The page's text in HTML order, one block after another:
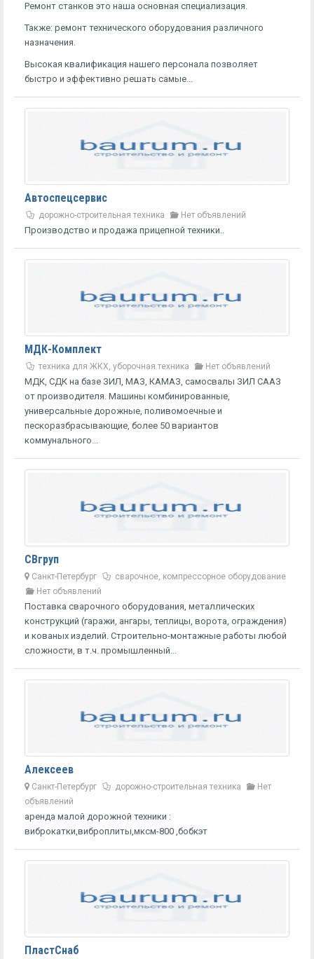
Ремонт станков это наша основная специализация.
Также: ремонт технического оборудования различного
назначения.
Высокая квалификация нашего персонала позволяет
быстро и эффективно решать самые...
Автоспецсервис
дорожно-строительная техника Нет объявлений
Производство и продажа прицепной техники..
МДК-Комплект
техника для ЖКХ, уборочная техника Нет объявлений
МДК, СДК на базе ЗИЛ, МАЗ, КАМАЗ, самосвалы ЗИЛ СААЗ
от производителя. Машины комбинированные,
универсальные дорожные, поливомоечные и
пескоразбрасывающие, более 50 вариантов
коммунального...
СВгруп
Санкт-Петербург
сварочное, компрессорное оборудование
Нет объявлений
Поставка сварочного оборудования, металлических
конструкций (гаражи, ангары, теплицы, ворота, ограждения)
и кованых изделий. Строительно-монтажные работы любой
сложности, в т.ч. промышленный...
Алексеев
Санкт-Петербург дорожно-строительная техника
Нет
объявлений
аренда малой дорожной техники :
виброкатки,виброплиты,мксм-800 ,бобкэт
ПластСнаб